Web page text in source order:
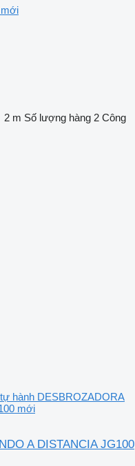
2 m Số lượng hàng 2 Công
hành DESBROZADORA
mới
A DISTANCIA JG100